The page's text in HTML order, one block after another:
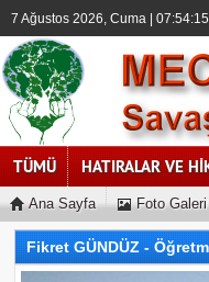
7 Ağustos 2026, Cuma | 07:54:15
TÜMÜ HATIRALAR VE
Ana Sayfa Foto Galeri
Fikret GÜNDÜZ -